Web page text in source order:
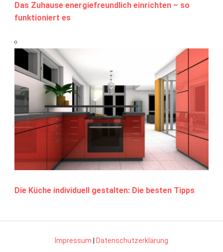
Das Zuhause energiefreundlich einrichten – so
funktioniert es
Die Küche individuell gestalten: Die besten Tipps
Impressum Datenschutzerklärung